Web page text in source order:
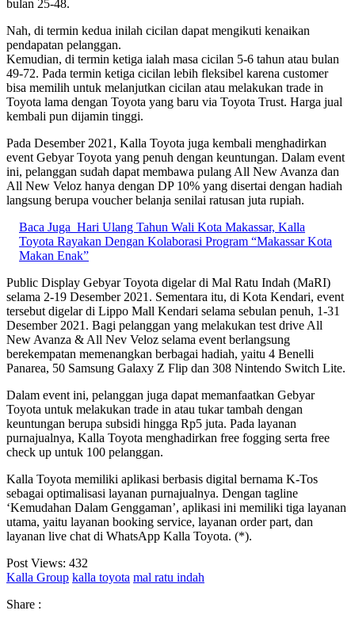
bulan 25-48.
Nah, di termin kedua inilah cicilan dapat mengikuti kenaikan
pendapatan pelanggan.
Kemudian, di termin ketiga ialah masa cicilan 5-6 tahun atau bulan
49-72. Pada termin ketiga cicilan lebih fleksibel karena customer
bisa memilih untuk melanjutkan cicilan atau melakukan trade in
Toyota lama dengan Toyota yang baru via Toyota Trust. Harga jual
kembali pun dijamin tinggi.
Pada Desember 2021, Kalla Toyota juga kembali menghadirkan
event Gebyar Toyota yang penuh dengan keuntungan. Dalam event
ini, pelanggan sudah dapat membawa pulang All New Avanza dan
All New Veloz hanya dengan DP 10% yang disertai dengan hadiah
langsung berupa voucher belanja senilai ratusan juta rupiah.
Baca Juga Hari Ulang Tahun Wali Kota Makassar, Kalla
Toyota Rayakan Dengan Kolaborasi Program “Makassar Kota
Makan Enak”
Public Display Gebyar Toyota digelar di Mal Ratu Indah (MaRI)
selama 2-19 Desember 2021. Sementara itu, di Kota Kendari, event
tersebut digelar di Lippo Mall Kendari selama sebulan penuh, 1-31
Desember 2021. Bagi pelanggan yang melakukan test drive All
New Avanza & All Nev Veloz selama event berlangsung
berekempatan memenangkan berbagai hadiah, yaitu 4 Benelli
Panarea, 50 Samsung Galaxy Z Flip dan 308 Nintendo Switch Lite.
Dalam event ini, pelanggan juga dapat memanfaatkan Gebyar
Toyota untuk melakukan trade in atau tukar tambah dengan
keuntungan berupa subsidi hingga Rp5 juta. Pada layanan
purnajualnya, Kalla Toyota menghadirkan free fogging serta free
check up untuk 100 pelanggan.
Kalla Toyota memiliki aplikasi berbasis digital bernama K-Tos
sebagai optimalisasi layanan purnajualnya. Dengan tagline
‘Kemudahan Dalam Genggaman’, aplikasi ini memiliki tiga layanan
utama, yaitu layanan booking service, layanan order part, dan
layanan live chat di WhatsApp Kalla Toyota. (*).
Post Views: 432
Kalla Group kalla toyota mal ratu indah
Share :